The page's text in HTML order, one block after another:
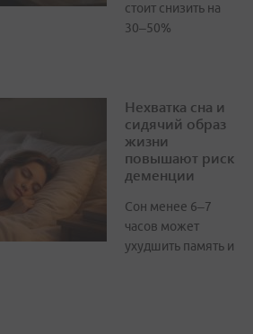
стоит снизить на
30–50%
Нехватка сна и
сидячий образ
жизни
повышают риск
деменции
Сон менее 6–7
часов может
ухудшить память и